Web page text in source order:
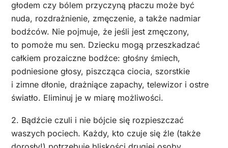
głodem czy bólem przyczyną płaczu może być
nuda, rozdrażnienie, zmęczenie, a także nadmiar
bodźców. Nie pojmuje, że jeśli jest zmęczony,
to pomoże mu sen. Dziecku mogą przeszkadzać
całkiem prozaiczne bodźce: głośny śmiech,
podniesione głosy, piszcząca ciocia, szorstkie
i zimne dłonie, drażniące zapachy, telewizor i ostre
światło. Eliminuj je w miarę możliwości.
2. Bądźcie czuli i nie bójcie się rozpieszczać
waszych pociech. Każdy, kto czuje się źle (także